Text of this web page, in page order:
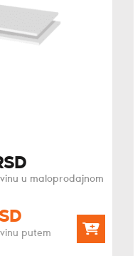
u maloprodajnom
putem